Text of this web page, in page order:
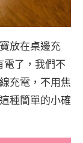
放在桌邊充
電了，我們不
充電，不用焦
種簡單的小確